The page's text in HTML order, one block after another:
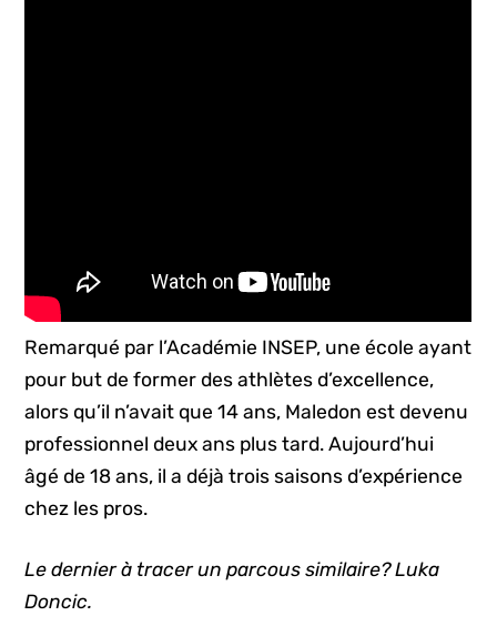
Remarqué par l’Académie INSEP, une école ayant
pour but de former des athlètes d’excellence,
alors qu’il n’avait que 14 ans, Maledon est devenu
professionnel deux ans plus tard. Aujourd’hui
âgé de 18 ans, il a déjà trois saisons d’expérience
chez les pros.
Le dernier à tracer un parcous similaire? Luka
Doncic.